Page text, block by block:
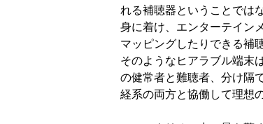
れる補聴器ということでは
身に着け、エンターテイン
マッピングしたりできる補
そのようなヒアラブル端末
の健常者と難聴者、分け隔
経系の両方と協働して理想